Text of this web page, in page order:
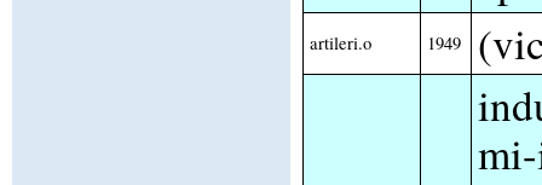
artileri.o 1949